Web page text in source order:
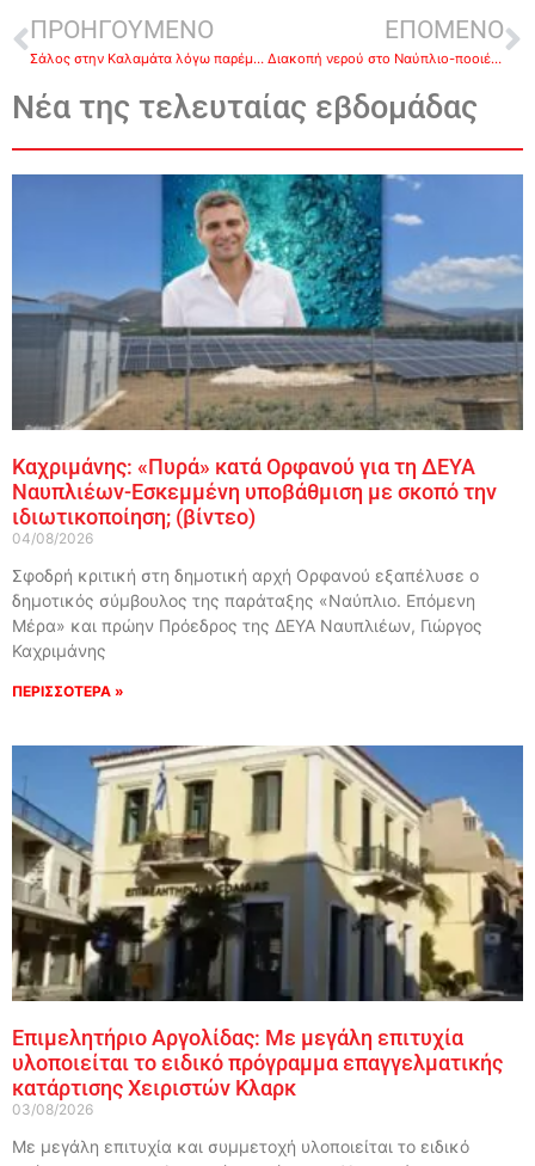
ΠΡΟΗΓΟΥΜΕΝΟ
Σάλος στην Καλαμάτα λόγω παρέμβασης Μαλτέζου στο Περιφερειακό συμβούλιο-ΒΙΝΤΕΟ
ΕΠΟΜΕΝΟ
Διακοπή νερού στο Ναύπλιο-ποοιές περιοχές επηρεάζονται και πότε θα αποκατασταθεί η βλάβη
Νέα της τελευταίας εβδομάδας
Καχριμάνης: «Πυρά» κατά Ορφανού για τη ΔΕΥΑ
Ναυπλιέων-Εσκεμμένη υποβάθμιση με σκοπό την
ιδιωτικοποίηση; (βίντεο)
04/08/2026
Σφοδρή κριτική στη δημοτική αρχή Ορφανού εξαπέλυσε ο
δημοτικός σύμβουλος της παράταξης «Ναύπλιο. Επόμενη
Μέρα» και πρώην Πρόεδρος της ΔΕΥΑ Ναυπλιέων, Γιώργος
Καχριμάνης
ΠΕΡΙΣΣΟΤΕΡΑ »
Επιμελητήριο Αργολίδας: Με μεγάλη επιτυχία
υλοποιείται το ειδικό πρόγραμμα επαγγελματικής
κατάρτισης Χειριστών Κλαρκ
03/08/2026
Με μεγάλη επιτυχία και συμμετοχή υλοποιείται το ειδικό